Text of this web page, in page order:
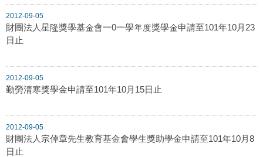
2012-09-05
財團法人星隆獎學基金會一0一學年度獎學金申請至101年10月23
日止
2012-09-05
勤勞清寒獎學金申請至101年10月15日止
2012-09-05
財團法人宗倬章先生教育基金會學生獎助學金申請至101年10月8
日止